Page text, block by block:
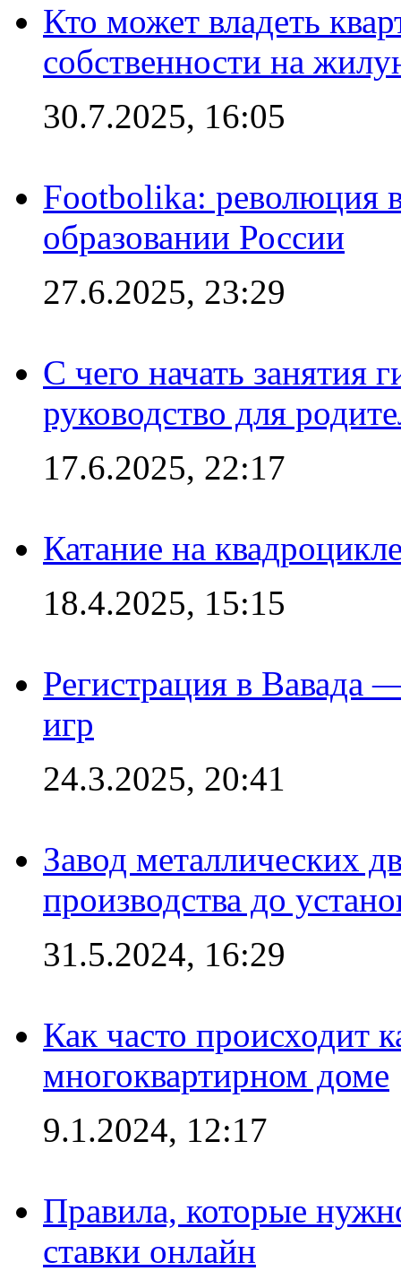
Кто может владеть
собственности на
30.7.2025, 16:05
Footbolika: революция
образовании России
27.6.2025, 23:29
С чего начать занятия
руководство для
17.6.2025, 22:17
Катание на
18.4.2025, 15:15
Регистрация в Вавада
игр
24.3.2025, 20:41
Завод металлических
производства до
31.5.2024, 16:29
Как часто происходит
многоквартирном доме
9.1.2024, 12:17
Правила, которые
ставки онлайн